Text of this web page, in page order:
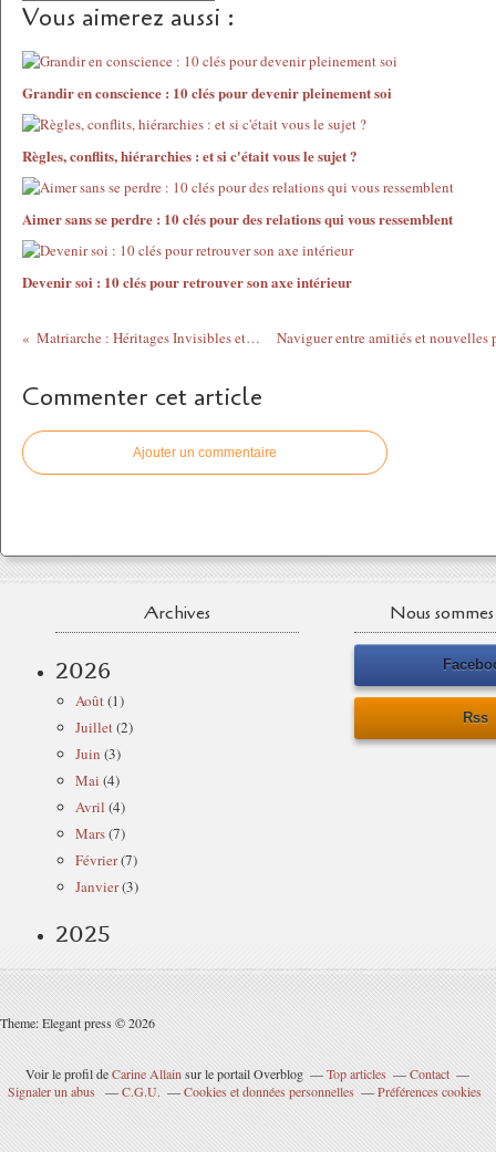
Vous aimerez aussi :
Grandir en conscience : 10 clés pour devenir pleinement soi
Règles, conflits, hiérarchies : et si c'était vous le sujet ?
Aimer sans se perdre : 10 clés pour des relations qui vous ressemblent
Devenir soi : 10 clés pour retrouver son axe intérieur
Matriarche : Héritages Invisibles et Chemins de Libération
Commenter cet article
Ajouter un commentaire
Archives
2026
Août(1)
Juillet(2)
Juin (3)
Mai (4)
Avril (4)
Mars(7)
Février(7)
Janvier(3)
2025
Nous
Rss
Theme: Elegant press © 2026
Voir le profil deCarine Allainsur le portail Overblog Top articles
Contact
Signaler un abus
C.G.U. Cookies et données personnelles Préférences cookies